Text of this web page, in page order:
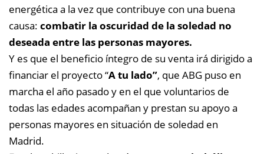
energética a la vez que contribuye con una buena
causa: combatir la oscuridad de la soledad no
deseada entre las personas mayores.
Y es que el beneficio íntegro de su venta irá dirigido a
financiar el proyecto “A tu lado”, que ABG puso en
marcha el año pasado y en el que voluntarios de
todas las edades acompañan y prestan su apoyo a
personas mayores en situación de soledad en
Madrid.